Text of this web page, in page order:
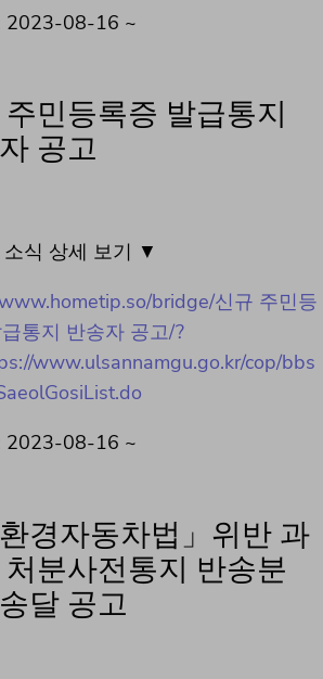
2023-08-16 ~
민등록증 발급통지
공고
소식 상세 보기 ▼
bridge/신규 주민등
통지 반송자 공고/?
www.ulsannamgu.go.kr/cop/bbs
2023-08-16 ~
환경자동차법」위반 과
분사전통지 반송분
달 공고